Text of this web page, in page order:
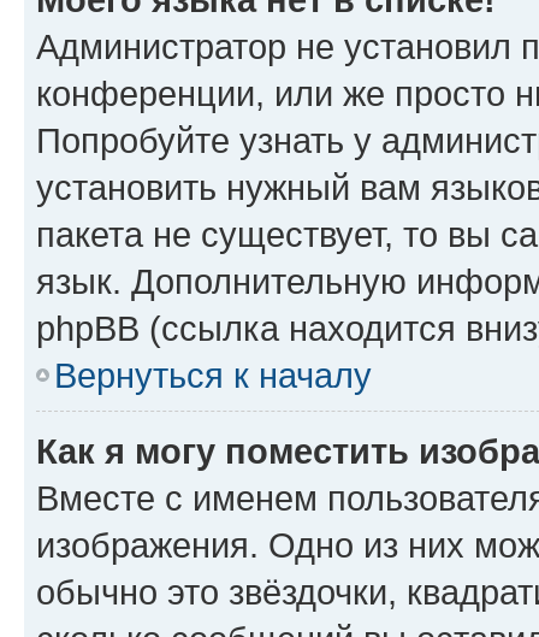
Администратор не установил
конференции, или же просто
Попробуйте узнать у
установить нужный вам
пакета не существует, то вы
язык. Дополнительную
phpBB (ссылка находится
Вернуться к началу
Как я могу поместить
Вместе с именем
изображения. Одно из них
обычно это звёздочки,